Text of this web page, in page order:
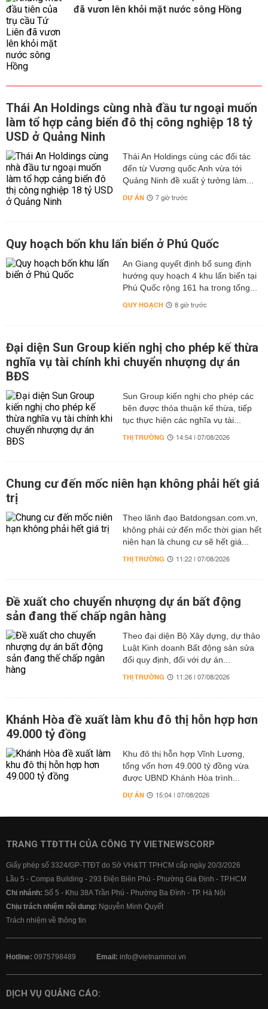
đã vươn lên khỏi mặt nước sông Hồng
Thái An Holdings cùng nhà đầu tư ngoại muốn
làm tổ hợp cảng biển đô thị công nghiệp 18 tỷ
USD ở Quảng Ninh
Thái An Holdings cùng các đối tác
đến từ Vương quốc Anh vừa tới
Quảng Ninh đề xuất ý tưởng làm...
DỰ ÁN 7 giờ trước
Quy hoạch bốn khu lấn biển ở Phú Quốc
An Giang quyết định bổ sung định
hướng quy hoạch 4 khu lấn biển tại
Phú Quốc rộng 161 ha trong tổng...
QUY HOẠCH 8 giờ trước
Đại diện Sun Group kiến nghị cho phép kế thừa
nghĩa vụ tài chính khi chuyển nhượng dự án
BĐS
Sun Group kiến nghị cho phép các
bên được thỏa thuận kế thừa, tiếp
tục thực hiện các nghĩa vụ tài...
THỊ TRƯỜNG 14:54 | 07/08/2026
Chung cư đến mốc niên hạn không phải hết giá
trị
Theo lãnh đạo Batdongsan.com.vn,
không phải cứ đến mốc thời gian hết
niên hạn là chung cư sẽ hết giá...
THỊ TRƯỜNG 11:22 | 07/08/2026
Đề xuất cho chuyển nhượng dự án bất động
sản đang thế chấp ngân hàng
Theo đại diện Bộ Xây dựng, dự thảo
Luật Kinh doanh Bất động sản sửa
đổi quy định, đối với dự án...
THỊ TRƯỜNG 11:26 | 07/08/2026
Khánh Hòa đề xuất làm khu đô thị hỗn hợp hơn
49.000 tỷ đồng
Khu đô thị hỗn hợp Vĩnh Lương,
tổng vốn hơn 49.000 tỷ đồng vừa
được UBND Khánh Hòa trình...
DỰ ÁN 15:04 | 07/08/2026
TRANG TTĐTTH CỦA CÔNG TY VIETNEWSCORP
Giấy phép số 3324/GP-TTĐT do Sở VH&TT TPHCM cấp ngày 20/3/2026
Lầu 5 - Compa Building - 293 Điện Biên Phủ - Phường Gia Định - TP.HCM
Chi nhánh: Số 5 - Khu 38A Trần Phú - Phường Ba Đình - TP. Hà Nội
Chịu trách nhiệm nội dung: Nguyễn Minh Quyết
Trách nhiệm về thông tin
Hotline: 0975798489 Email: info@vietnammoi.vn
DỊCH VỤ QUẢNG CÁO: